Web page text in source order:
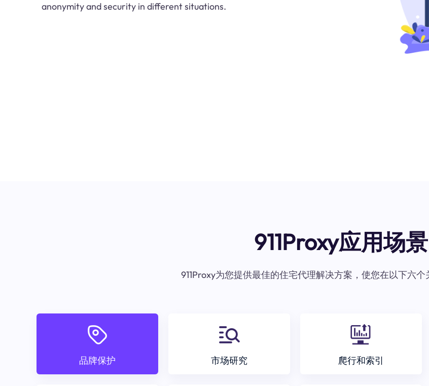
anonymity and security in different situations.
911Proxy应用场景
911Proxy为您提供最佳的住宅代理解决方案，使您在以下六
品牌保护 市场研究 爬行和索引